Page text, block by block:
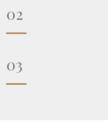
02
03